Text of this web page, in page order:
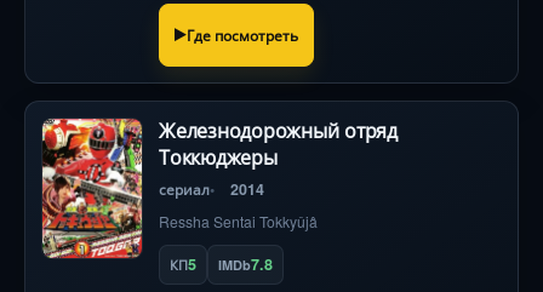
Где посмотреть
Железнодорожный отряд
Токкюджеры
сериал 2014
Ressha Sentai Tokkyûjâ
КП5 IMDb7.8